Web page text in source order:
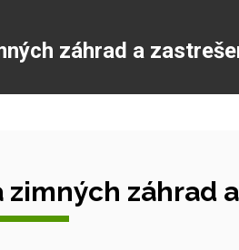
záhrad a
záhrad